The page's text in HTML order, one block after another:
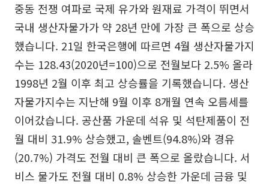
중동 전쟁 여파로 국제 유가와 원재료 가격이 뛰면서
국내 생산자물가가 약 28년 만에 가장 큰 폭으로 상승
했습니다. 21일 한국은행에 따르면 4월 생산자물가지
수는 128.43(2020년=100)으로 전월보다 2.5% 올라
1998년 2월 이후 최고 상승률을 기록했습니다. 생산
자물가지수는 지난해 9월 이후 8개월 연속 오름세를
이어갔습니다. 공산품 가운데 석유 및 석탄제품이 전
월 대비 31.9% 상승했고, 솔벤트(94.8%)와 경유
(20.7%) 가격도 전월 대비 큰 폭으로 올랐습니다. 서
비스 물가도 전월 대비 0.8% 상승한 가운데 금융 및